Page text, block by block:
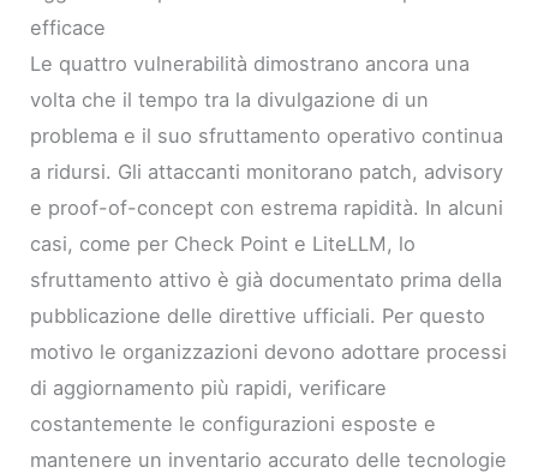
efficace
Le quattro vulnerabilità dimostrano ancora una
volta che il tempo tra la divulgazione di un
problema e il suo sfruttamento operativo continua
a ridursi. Gli attaccanti monitorano patch, advisory
e proof-of-concept con estrema rapidità. In alcuni
casi, come per Check Point e LiteLLM, lo
sfruttamento attivo è già documentato prima della
pubblicazione delle direttive ufficiali. Per questo
motivo le organizzazioni devono adottare processi
di aggiornamento più rapidi, verificare
costantemente le configurazioni esposte e
mantenere un inventario accurato delle tecnologie